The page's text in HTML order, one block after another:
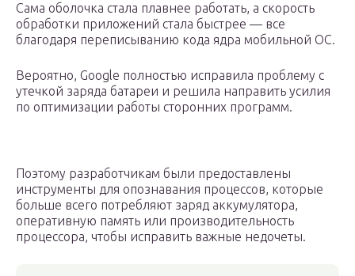
Сама оболочка стала плавнее работать, а скорость
обработки приложений стала быстрее — все
благодаря переписыванию кода ядра мобильной ОС.
Вероятно, Google полностью исправила проблему с
утечкой заряда батареи и решила направить усилия
по оптимизации работы сторонних программ.
Поэтому разработчикам были предоставлены
инструменты для опознавания процессов, которые
больше всего потребляют заряд аккумулятора,
оперативную память или производительность
процессора, чтобы исправить важные недочеты.